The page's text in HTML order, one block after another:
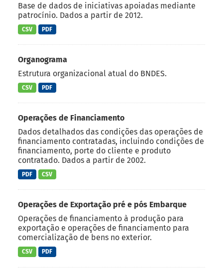
Base de dados de iniciativas apoiadas mediante
patrocínio. Dados a partir de 2012.
CSV PDF
Organograma
Estrutura organizacional atual do BNDES.
CSV PDF
Operações de Financiamento
Dados detalhados das condições das operações de
financiamento contratadas, incluindo condições de
financiamento, porte do cliente e produto
contratado. Dados a partir de 2002.
PDF CSV
Operações de Exportação pré e pós Embarque
Operações de financiamento à produção para
exportação e operações de financiamento para
comercialização de bens no exterior.
CSV PDF